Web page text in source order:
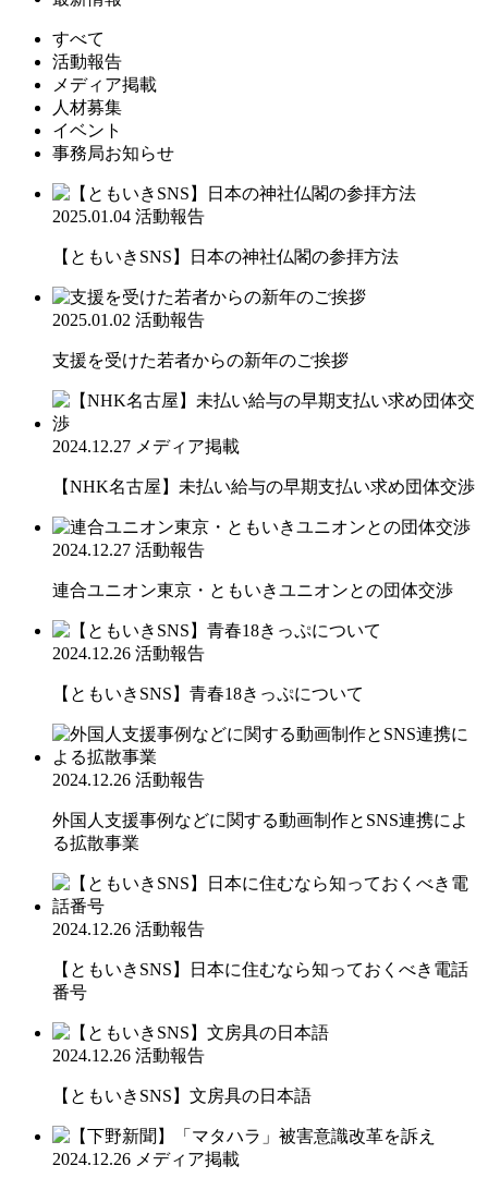
すべて
活動報告
メディア掲載
人材募集
イベント
事務局お知らせ
2025.01.04 活動報告
【ともいきSNS】日本の神社仏閣の参拝方法
2025.01.02 活動報告
支援を受けた若者からの新年のご挨拶
2024.12.27 メディア掲載
【NHK名古屋】未払い給与の早期支払い求め団体交渉
2024.12.27 活動報告
連合ユニオン東京・ともいきユニオンとの団体交渉
2024.12.26 活動報告
【ともいきSNS】青春18きっぷについて
2024.12.26 活動報告
外国人支援事例などに関する動画制作とSNS連携によ
る拡散事業
2024.12.26 活動報告
【ともいきSNS】日本に住むなら知っておくべき電話
番号
2024.12.26 活動報告
【ともいきSNS】文房具の日本語
2024.12.26 メディア掲載